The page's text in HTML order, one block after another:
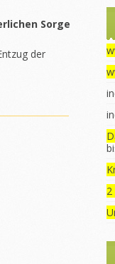
Sorge
der